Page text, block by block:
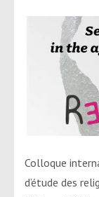
Colloque
d’étude des